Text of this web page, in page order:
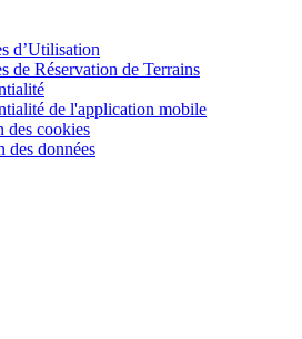
d’Utilisation
de Réservation de Terrains
de l'application mobile
des cookies
des données